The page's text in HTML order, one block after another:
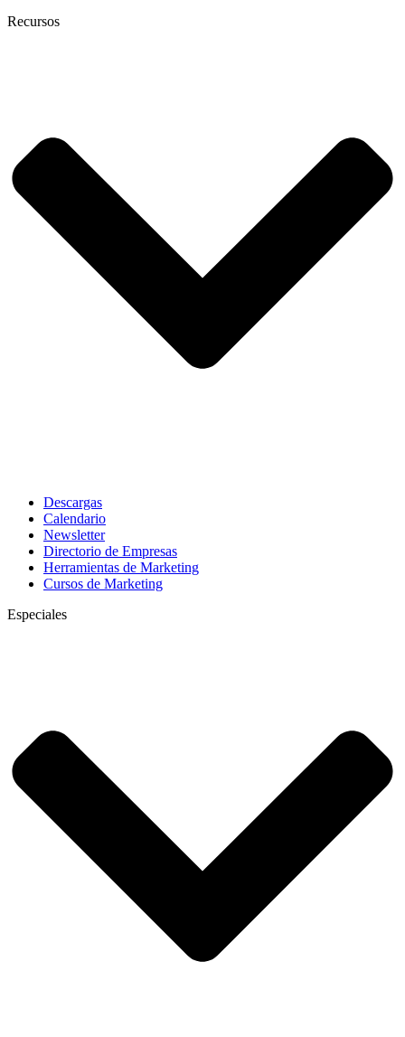
Recursos
Descargas
Calendario
Newsletter
Directorio de Empresas
Herramientas de Marketing
Cursos de Marketing
Especiales